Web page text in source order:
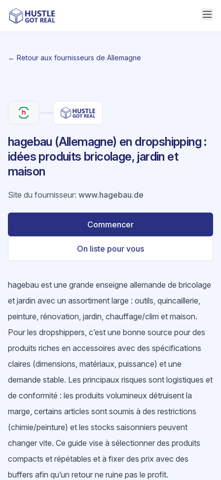
← Retour aux fournisseurs de Allemagne
hagebau (Allemagne) en dropshipping :
idées produits bricolage, jardin et
maison
Site du fournisseur: www.hagebau.de
Commencer
On liste pour vous
hagebau est une grande enseigne allemande de bricolage
et jardin avec un assortiment large : outils, quincaillerie,
peinture, rénovation, jardin, chauffage/clim et maison.
Pour les dropshippers, c’est une bonne source pour des
produits riches en accessoires avec des spécifications
claires (dimensions, matériaux, puissance) et une
demande stable. Les principaux risques sont logistiques et
de conformité : les produits volumineux détruisent la
marge, certains articles sont soumis à des restrictions
(chimie/peinture) et les stocks saisonniers peuvent
changer vite. Ce guide vise à sélectionner des produits
compacts et répétables et à fixer des prix avec des
buffers afin qu’un retour ne ruine pas le profit.